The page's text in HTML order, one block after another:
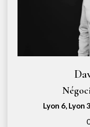
Lyon 6,